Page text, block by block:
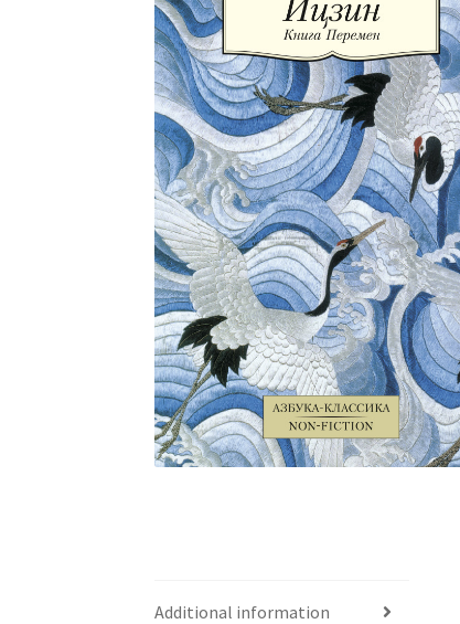
Additional information